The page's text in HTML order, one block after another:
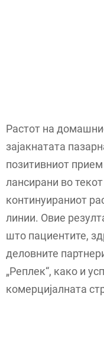
Растот на
зајакнатата
позитивниот
лансирани во
континуираниот
линии. Овие
што пациентите,
деловните
„Реплек“, како и
комерцијалната